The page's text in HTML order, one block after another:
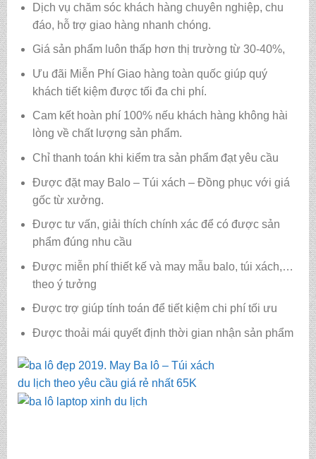
Dịch vụ chăm sóc khách hàng chuyên nghiệp, chu
đáo, hỗ trợ giao hàng nhanh chóng.
Giá sản phẩm luôn thấp hơn thị trường từ 30-40%,
Ưu đãi Miễn Phí Giao hàng toàn quốc giúp quý
khách tiết kiệm được tối đa chi phí.
Cam kết hoàn phí 100% nếu khách hàng không hài
lòng về chất lượng sản phẩm.
Chỉ thanh toán khi kiểm tra sản phẩm đạt yêu cầu
Được đặt may Balo – Túi xách – Đồng phục với giá
gốc từ xưởng.
Được tư vấn, giải thích chính xác để có được sản
phẩm đúng nhu cầu
Được miễn phí thiết kế và may mẫu balo, túi xách,…
theo ý tưởng
Được trợ giúp tính toán để tiết kiệm chi phí tối ưu
Được thoải mái quyết định thời gian nhận sản phẩm